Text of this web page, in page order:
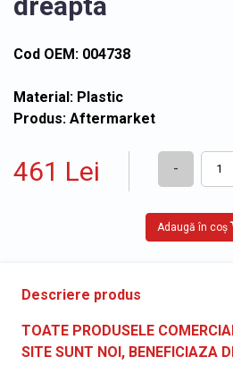
Cod OEM: 004738
Material: Plastic
Produs: Aftermarket
461 Lei -
Adaugă în coș
Descriere produs
TOATE PRODUSELE
SITE SUNT NOI, BENEFICIAZA